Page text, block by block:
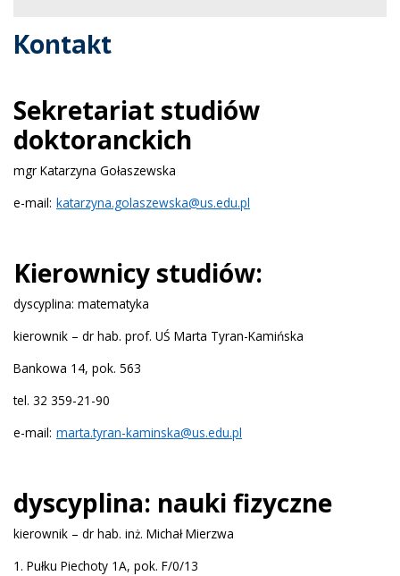
Kontakt
Sekretariat studiów
doktoranckich
mgr Katarzyna Gołaszewska
e-mail: katarzyna.golaszewska@us.edu.pl
Kierownicy studiów:
dyscyplina: matematyka
kierownik – dr hab. prof. UŚ Marta Tyran-Kamińska
Bankowa 14, pok. 563
tel. 32 359-21-90
e-mail: marta.tyran-kaminska@us.edu.pl
dyscyplina: nauki fizyczne
kierownik – dr hab. inż. Michał Mierzwa
1. Pułku Piechoty 1A, pok. F/0/13